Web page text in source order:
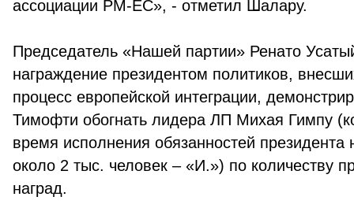
ассоциации РМ-ЕС», - отметил Шалару.
Председатель «Нашей партии» Ренато
награждение президентом политиков,
процесс европейской интеграции,
Тимофти обогнать лидера ЛП Михая Гимпу
время исполнения обязанностей президента
около 2 тыс. человек – «И.») по количеству
наград.